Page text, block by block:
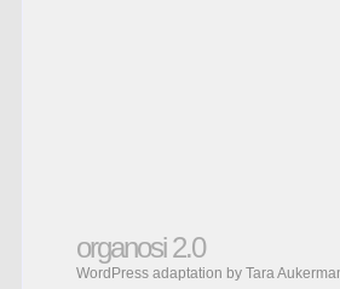
organosi 2.0
WordPress adaptation by Tara